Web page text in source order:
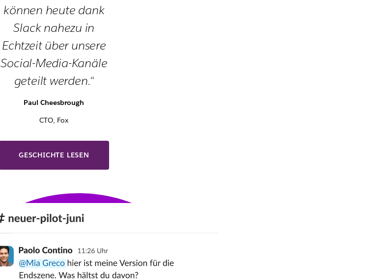
können heute dank
Slack nahezu in
Echtzeit über unsere
Social-Media-Kanäle
geteilt werden.“
Paul Cheesbrough
CTO, Fox
GESCHICHTE LESEN